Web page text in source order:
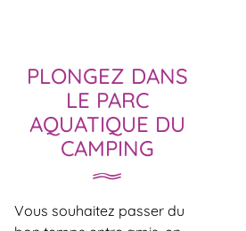
PLONGEZ DANS
LE PARC
AQUATIQUE DU
CAMPING
Vous souhaitez passer du